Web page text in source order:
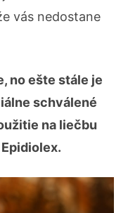
vás nedostane
no ešte stále je
schválené
na liečbu